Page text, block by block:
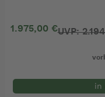
1.975,00 €UVP:
in